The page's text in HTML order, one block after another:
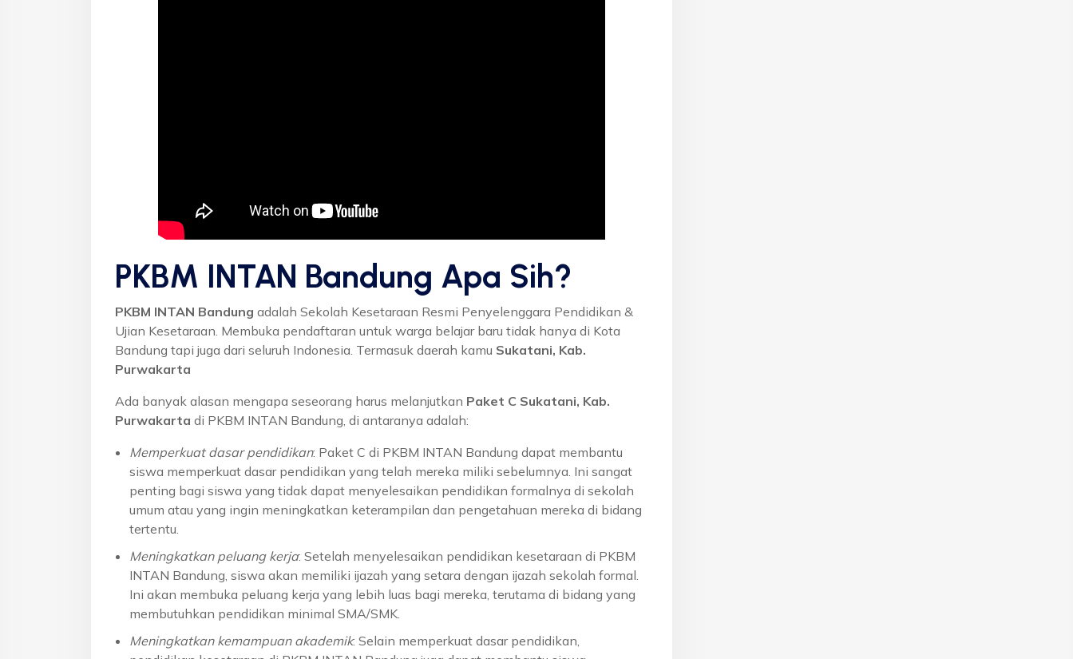
PKBM INTAN Bandung Apa Sih?
PKBM INTAN Bandung adalah Sekolah Kesetaraan Resmi Penyelenggara Pendidikan &
Ujian Kesetaraan. Membuka pendaftaran untuk warga belajar baru tidak hanya di Kota
Bandung tapi juga dari seluruh Indonesia. Termasuk daerah kamu Sukatani, Kab.
Purwakarta
Ada banyak alasan mengapa seseorang harus melanjutkan Paket C Sukatani, Kab.
Purwakarta di PKBM INTAN Bandung, di antaranya adalah:
Memperkuat dasar pendidikan: Paket C di PKBM INTAN Bandung dapat membantu
siswa memperkuat dasar pendidikan yang telah mereka miliki sebelumnya. Ini sangat
penting bagi siswa yang tidak dapat menyelesaikan pendidikan formalnya di sekolah
umum atau yang ingin meningkatkan keterampilan dan pengetahuan mereka di bidang
tertentu.
Meningkatkan peluang kerja: Setelah menyelesaikan pendidikan kesetaraan di PKBM
INTAN Bandung, siswa akan memiliki ijazah yang setara dengan ijazah sekolah formal.
Ini akan membuka peluang kerja yang lebih luas bagi mereka, terutama di bidang yang
membutuhkan pendidikan minimal SMA/SMK.
Meningkatkan kemampuan akademik: Selain memperkuat dasar pendidikan,